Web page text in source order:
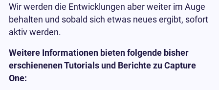
Wir werden die Entwicklungen aber weiter im Auge
behalten und sobald sich etwas neues ergibt, sofort
aktiv werden.
Weitere Informationen bieten folgende bisher
erschienenen Tutorials und Berichte zu Capture
One: